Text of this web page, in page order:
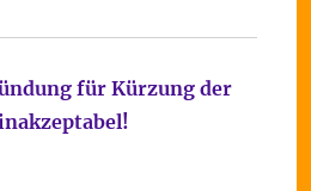
für Kürzung der